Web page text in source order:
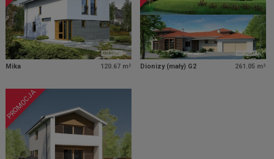
Mika 120.67 m² Dionizy (mały) G2 261.05 m²
PROMOCJA